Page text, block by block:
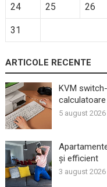
24 25 26
31
ARTICOLE RECENTE
KVM
5 august 2026
și efficient
3 august 2026